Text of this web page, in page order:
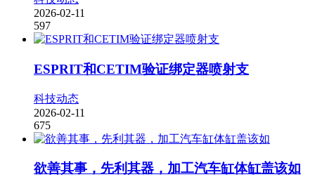
2026-02-11
597
ESPRIT和CETIM验证绑定器喷射支
科技动态
2026-02-11
675
欲善其事，先利其器，加工汽车缸体缸盖该如